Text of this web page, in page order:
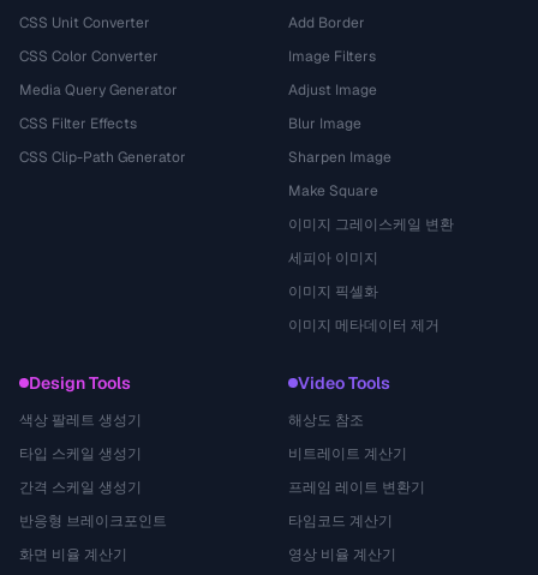
CSS Unit Converter
CSS Color Converter
Media Query Generator
CSS Filter Effects
CSS Clip-Path Generator
Add Border
Image Filters
Adjust Image
Blur Image
Sharpen Image
Make Square
이미지 그레이스케일 변환
세피아 이미지
이미지 픽셀화
이미지 메타데이터 제거
Design Tools
색상 팔레트 생성기
타입 스케일 생성기
간격 스케일 생성기
반응형 브레이크포인트
화면 비율 계산기
Video Tools
해상도 참조
비트레이트 계산기
프레임 레이트 변환기
타임코드 계산기
영상 비율 계산기